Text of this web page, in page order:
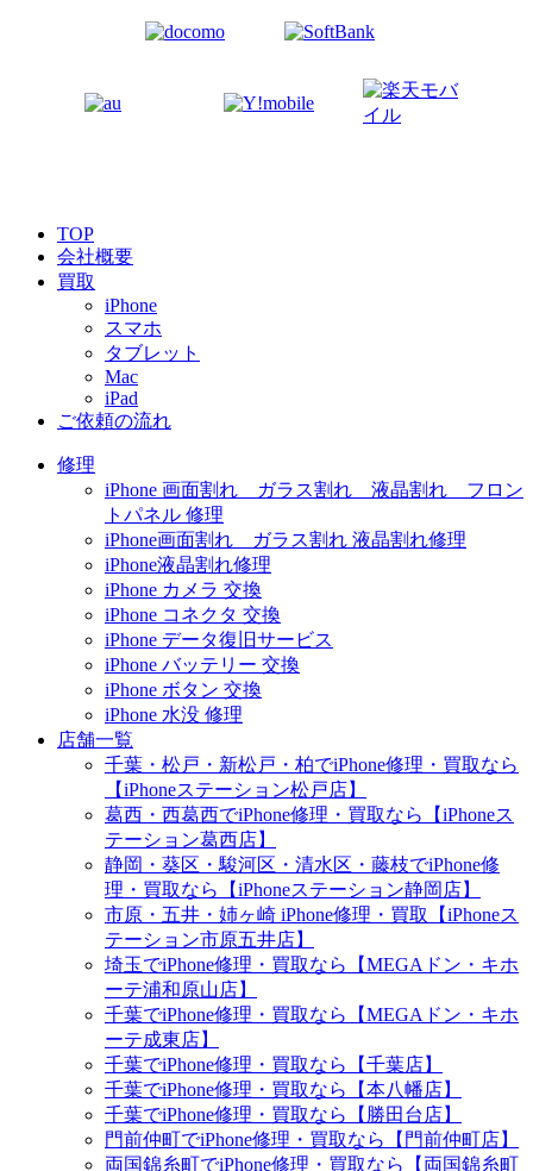
TOP
会社概要
買取
iPhone
スマホ
タブレット
Mac
iPad
ご依頼の流れ
修理
iPhone 画面割れ ガラス割れ 液晶割れ フロン
トパネル 修理
iPhone画面割れ ガラス割れ 液晶割れ修理
iPhone液晶割れ修理
iPhone カメラ 交換
iPhone コネクタ 交換
iPhone データ復旧サービス
iPhone バッテリー 交換
iPhone ボタン 交換
iPhone 水没 修理
店舗一覧
千葉・松戸・新松戸・柏でiPhone修理・買取なら
【iPhoneステーション松戸店】
葛西・西葛西でiPhone修理・買取なら【iPhoneス
テーション葛西店】
静岡・葵区・駿河区・清水区・藤枝でiPhone修
理・買取なら【iPhoneステーション静岡店】
市原・五井・姉ヶ崎 iPhone修理・買取【iPhoneス
テーション市原五井店】
埼玉でiPhone修理・買取なら【MEGAドン・キホ
ーテ浦和原山店】
千葉でiPhone修理・買取なら【MEGAドン・キホ
ーテ成東店】
千葉でiPhone修理・買取なら【千葉店】
千葉でiPhone修理・買取なら【本八幡店】
千葉でiPhone修理・買取なら【勝田台店】
門前仲町でiPhone修理・買取なら【門前仲町店】
両国錦糸町でiPhone修理・買取なら【両国錦糸町